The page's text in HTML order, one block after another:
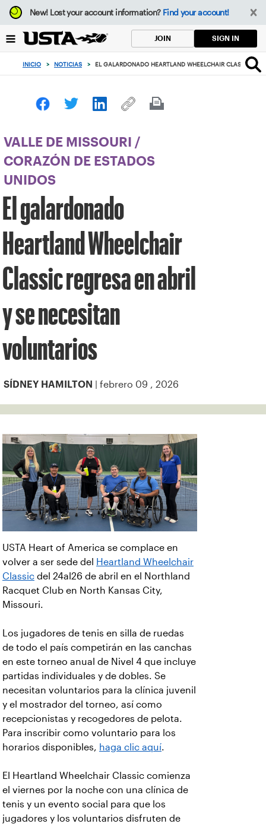
Enfoque
desde
botón
volver
principio
New!Lost your account information? Find your account!
JOIN SIGN IN
INICIO > NOTICIAS > EL GALARDONADO HEARTLAND WHEELCHAIR CLASSIC
VALLE DE MISSOURI
/
CORAZÓN DE ESTADOS
UNIDOS
El galardonado
Heartland Wheelchair
Classic regresa en abril
y se necesitan
voluntarios
SÍDNEY HAMILTON | febrero 09 , 2026
USTA Heart of America se complace en
volver a ser sede del Heartland Wheelchair
Classic del 24al26 de abril en el Northland
Racquet Club en North Kansas City,
Missouri.
Los jugadores de tenis en silla de ruedas
de todo el país competirán en las canchas
en este torneo anual de Nivel 4 que incluye
partidas individuales y de dobles. Se
necesitan voluntarios para la clínica juvenil
y el mostrador del torneo, así como
recepcionistas y recogedores de pelota.
Para inscribir como voluntario para los
horarios disponibles, haga clic aquí.
El Heartland Wheelchair Classic comienza
el viernes por la noche con una clínica de
tenis y un evento social para que los
jugadores y los voluntarios disfruten de